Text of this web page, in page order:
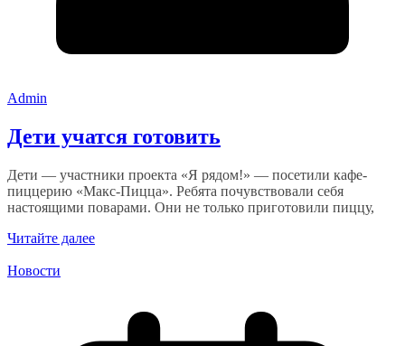
Admin
Дети учатся готовить
Дети — участники проекта «Я рядом!» — посетили кафе-
пиццерию «Макс-Пицца». Ребята почувствовали себя
настоящими поварами. Они не только приготовили пиццу,
Читайте далее
Новости